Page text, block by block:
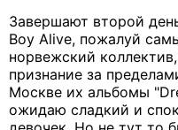
Завершают второй
Boy Alive, пожалуй
норвежский
признание за
Москве их альбомы
ожидаю сладкий и